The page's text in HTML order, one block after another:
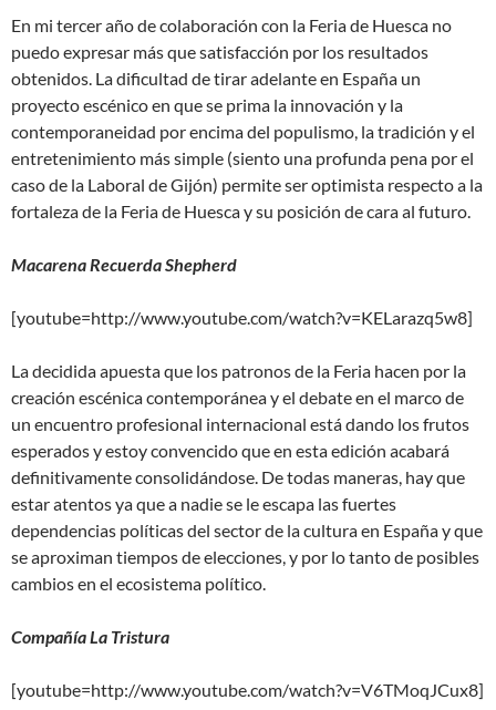
En mi tercer año de colaboración con la Feria de Huesca no
puedo expresar más que satisfacción por los resultados
obtenidos. La dificultad de tirar adelante en España un
proyecto escénico en que se prima la innovación y la
contemporaneidad por encima del populismo, la tradición y el
entretenimiento más simple (siento una profunda pena por el
caso de la Laboral de Gijón) permite ser optimista respecto a la
fortaleza de la Feria de Huesca y su posición de cara al futuro.
Macarena Recuerda Shepherd
[youtube=http://www.youtube.com/watch?v=KELarazq5w8]
La decidida apuesta que los patronos de la Feria hacen por la
creación escénica contemporánea y el debate en el marco de
un encuentro profesional internacional está dando los frutos
esperados y estoy convencido que en esta edición acabará
definitivamente consolidándose. De todas maneras, hay que
estar atentos ya que a nadie se le escapa las fuertes
dependencias políticas del sector de la cultura en España y que
se aproximan tiempos de elecciones, y por lo tanto de posibles
cambios en el ecosistema político.
Compañía La Tristura
[youtube=http://www.youtube.com/watch?v=V6TMoqJCux8]